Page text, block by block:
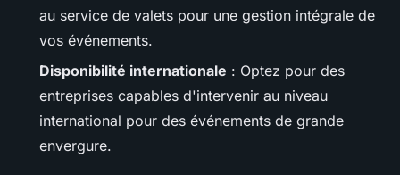
au service de valets pour une gestion intégrale de
vos événements.
Disponibilité internationale : Optez pour des
entreprises capables d'intervenir au niveau
international pour des événements de grande
envergure.